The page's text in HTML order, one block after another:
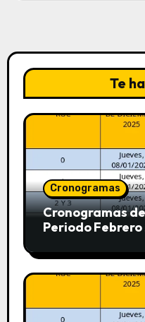
Te
Cronogramas
Cronogramas
Periodo Febrero